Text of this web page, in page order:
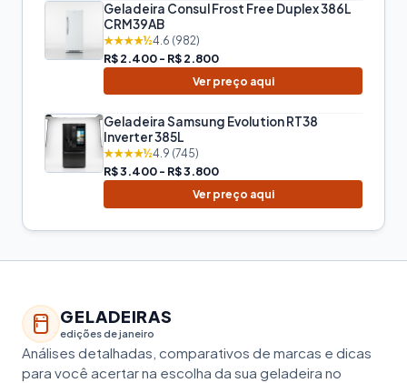
Geladeira Consul Frost Free Duplex 386L
CRM39AB
★★★★½4.6 (982)
R$ 2.400 - R$ 2.800
Ver preço aqui
Geladeira Samsung Evolution RT38
Inverter 385L
★★★★½4.9 (745)
R$ 3.400 - R$ 3.800
Ver preço aqui
GELADEIRAS
edições de janeiro
Análises detalhadas, comparativos de marcas e dicas
para você acertar na escolha da sua geladeira no